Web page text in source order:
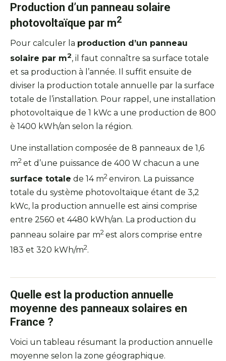
Production d’un panneau solaire
photovoltaïque par m2
Pour calculer la production d’un panneau
solaire par m2, il faut connaître sa surface totale
et sa production à l’année. Il suffit ensuite de
diviser la production totale annuelle par la surface
totale de l’installation. Pour rappel, une installation
photovoltaïque de 1 kWc a une production de 800
è 1400 kWh/an selon la région.
Une installation composée de 8 panneaux de 1,6
m2et d’une puissance de 400 W chacun a une
surface totale de 14 m2 environ. La puissance
totale du système photovoltaïque étant de 3,2
kWc, la production annuelle est ainsi comprise
entre 2560 et 4480 kWh/an. La production du
panneau solaire par m2 est alors comprise entre
183 et 320 kWh/m2.
Quelle est la production annuelle
moyenne des panneaux solaires en
France ?
Voici un tableau résumant la production annuelle
moyenne selon la zone géographique.